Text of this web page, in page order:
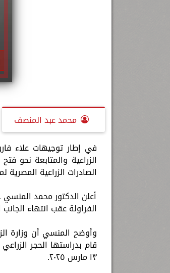
محمد عبد المنصف
في إطار توجيهات علاء
الزراعية والمتابعة نحو
الصادرات الزراعية المصرية
أعلن الدكتور محمد
الفراولة عقب انتهاء
قام بدراستها الحجر
١٣ مارس ٢٠٢٥.